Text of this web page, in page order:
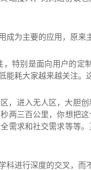
为主要的应用，原来
特别是面向用户的定
耗大家越来越关注。
，进入无人区，大胆
两三百公里，你想把
需求和社交需求等等
进行深度的交叉，而